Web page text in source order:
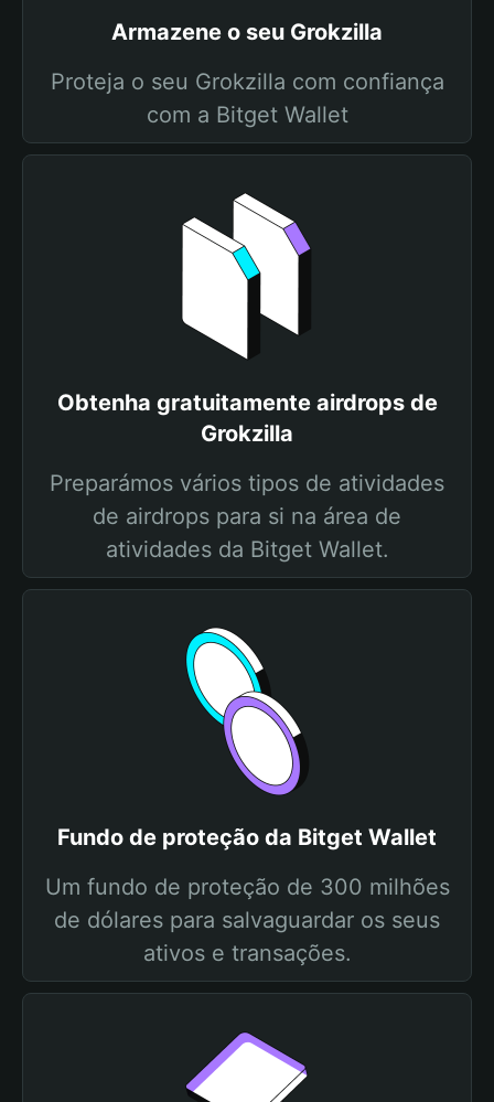
Armazene o seu Grokzilla
Proteja o seu Grokzilla com confiança
com a Bitget Wallet
Obtenha gratuitamente airdrops de
Grokzilla
Preparámos vários tipos de atividades
de airdrops para si na área de
atividades da Bitget Wallet.
Fundo de proteção da Bitget Wallet
Um fundo de proteção de 300 milhões
de dólares para salvaguardar os seus
ativos e transações.